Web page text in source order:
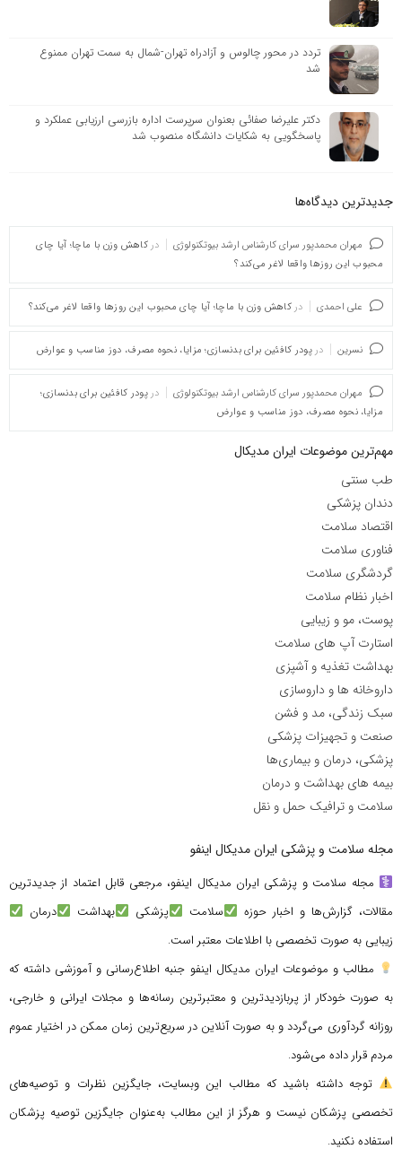
تردد در محور چالوس و آزادراه تهران-شمال به سمت تهران ممنوع
شد
دکتر علیرضا صفائی بعنوان سرپرست اداره بازرسی ارزیابی عملکرد و
پاسخگویی به شکایات دانشگاه منصوب شد
جدیدترین دیدگاه‌‌ها
مهران محمدپور سرای کارشناس ارشد بیوتکنولوژی در کاهش وزن با ماچا؛ آیا چای
محبوب این روزها واقعا لاغر می‌کند؟
علی احمدی در کاهش وزن با ماچا؛ آیا چای محبوب این روزها واقعا لاغر می‌کند؟
نسرین در پودر کافئین برای بدنسازی؛ مزایا، نحوه مصرف، دوز مناسب و عوارض
مهران محمدپور سرای کارشناس ارشد بیوتکنولوژی در پودر کافئین برای بدنسازی؛
مزایا، نحوه مصرف، دوز مناسب و عوارض
مهم‌ترین موضوعات ایران مدیکال
طب سنتی
دندان پزشکی
اقتصاد سلامت
فناوری سلامت
گردشگری سلامت
اخبار نظام سلامت
پوست، مو و زیبایی
استارت آپ های سلامت
بهداشت تغذیه و آشپزی
داروخانه ها و داروسازی
سبک زندگی، مد و فشن
صنعت و تجهیزات پزشکی
پزشکی، درمان و بیماری‌ها
بیمه های بهداشت و درمان
سلامت و ترافیک حمل و نقل
مجله سلامت و پزشکی ایران مدیکال اینفو
مجله سلامت و پزشکی ایران مدیکال اینفو، مرجعی قابل اعتماد از جدیدترین
مقالات، گزارش‌ها و اخبار حوزه
سلامت پزشکی بهداشت
درمان
زیبایی به صورت تخصصی با اطلاعات معتبر است.
مطالب و موضوعات ایران مدیکال اینفو جنبه اطلاع‌رسانی و آموزشی داشته که
به صورت خودکار از پربازدیدترین و معتبرترین رسانه‌ها و مجلات ایرانی و خارجی،
روزانه گردآوری می‌گردد و به صورت آنلاین در سریع‌ترین زمان ممکن در اختیار عموم
مردم قرار داده می‌شود.
توجه داشته باشید که مطالب این وبسایت، جایگزین نظرات و توصیه‌های
تخصصی پزشکان نیست و هرگز از این مطالب به‌عنوان جایگزین توصیه پزشکان
استفاده نکنید.